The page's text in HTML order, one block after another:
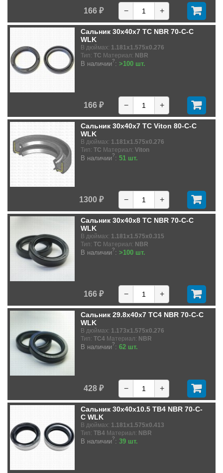
166 ₽ − +
Сальник 30x40x7 TC NBR 70-C-C
WLK
В дюймах: 1.181x1.575x0.276
Тип: TC Материал: NBR
В наличии?: >100 шт.
166 ₽ − +
Сальник 30x40x7 TC Viton 80-C-C
WLK
В дюймах: 1.181x1.575x0.276
Тип: TC Материал: Viton
В наличии?: 51 шт.
1300 ₽ − +
Сальник 30x40x8 TC NBR 70-C-C
WLK
В дюймах: 1.181x1.575x0.315
Тип: TC Материал: NBR
В наличии?: >100 шт.
166 ₽ − +
Сальник 29.8x40x7 TC4 NBR 70-C-C
WLK
В дюймах: 1.173x1.575x0.276
Тип: TC4 Материал: NBR
В наличии?: 62 шт.
428 ₽ − +
Сальник 30x40x10.5 TB4 NBR 70-C-
C WLK
В дюймах: 1.181x1.575x0.413
Тип: TB4 Материал: NBR
В наличии?: 39 шт.